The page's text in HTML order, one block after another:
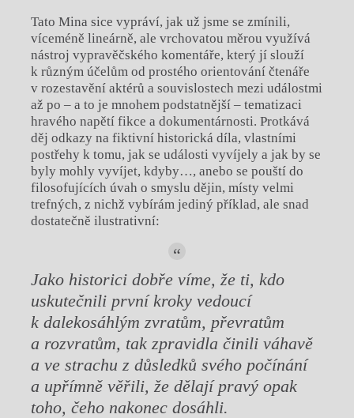
Tato Mina sice vypráví, jak už jsme se zmínili,
víceméně lineárně, ale vrchovatou měrou využívá
nástroj vypravěčského komentáře, který jí slouží
k různým účelům od prostého orientování čtenáře
v rozestavění aktérů a souvislostech mezi událostmi
až po – a to je mnohem podstatnější – tematizaci
hravého napětí fikce a dokumentárnosti. Protkává
děj odkazy na fiktivní historická díla, vlastními
postřehy k tomu, jak se události vyvíjely a jak by se
byly mohly vyvíjet, kdyby…, anebo se pouští do
filosofujících úvah o smyslu dějin, místy velmi
trefných, z nichž vybírám jediný příklad, ale snad
dostatečně ilustrativní:
Jako historici dobře víme, že ti, kdo
uskutečnili první kroky vedoucí
k dalekosáhlým zvratům, převratům
a rozvratům, tak zpravidla činili váhavě
a ve strachu z důsledků svého počínání
a upřímně věřili, že dělají pravý opak
toho, čeho nakonec dosáhli.